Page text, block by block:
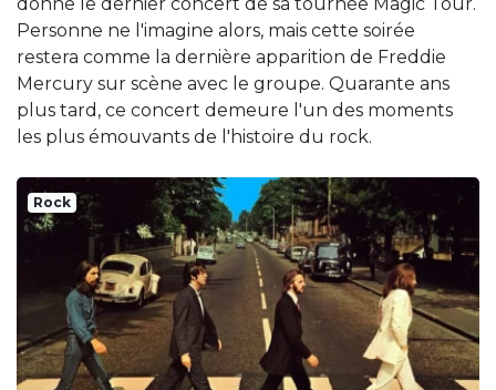
Personne ne l'imagine alors, mais cette soirée
restera comme la dernière apparition de Freddie
Mercury sur scène avec le groupe. Quarante ans
plus tard, ce concert demeure l'un des moments
les plus émouvants de l'histoire du rock.
Rock